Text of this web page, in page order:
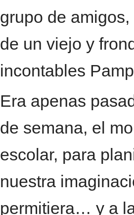
grupo de
de un viejo y
incontables
Era apenas
de semana, el
escolar, para
nuestra
permitiera… y a